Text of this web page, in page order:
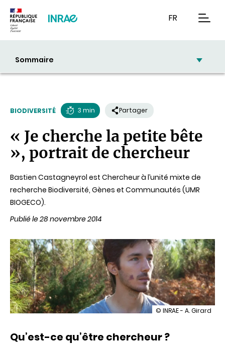
FR
Sommaire
BIODIVERSITÉ
de
lecture
3 min Partager
« Je cherche la petite bête
», portrait de chercheur
Bastien Castagneyrol est Chercheur à l’unité mixte de
recherche Biodiversité, Gènes et Communautés (UMR
BIOGECO).
Publié le 28 novembre 2014
illustration
cherche
© INRAE - A. Girard
Qu’est-ce qu’être chercheur ?